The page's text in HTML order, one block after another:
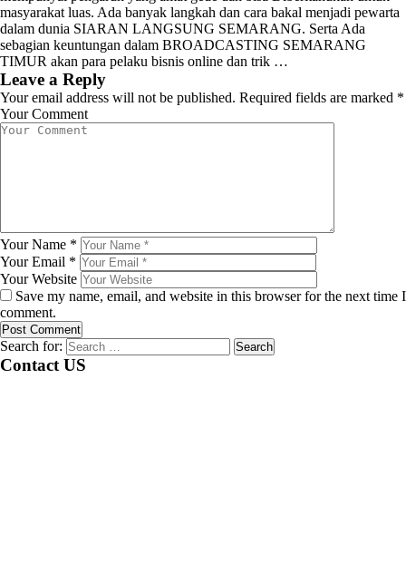
masyarakat luas. Ada banyak langkah dan cara bakal menjadi pewarta
dalam dunia SIARAN LANGSUNG SEMARANG. Serta Ada
sebagian keuntungan dalam BROADCASTING SEMARANG
TIMUR akan para pelaku bisnis online dan trik …
Leave a Reply
Your email address will not be published. Required fields are marked *
Your Comment
Your Name *
Your Email *
Your Website
Save my name, email, and website in this browser for the next time I
comment.
Search for:
Contact US